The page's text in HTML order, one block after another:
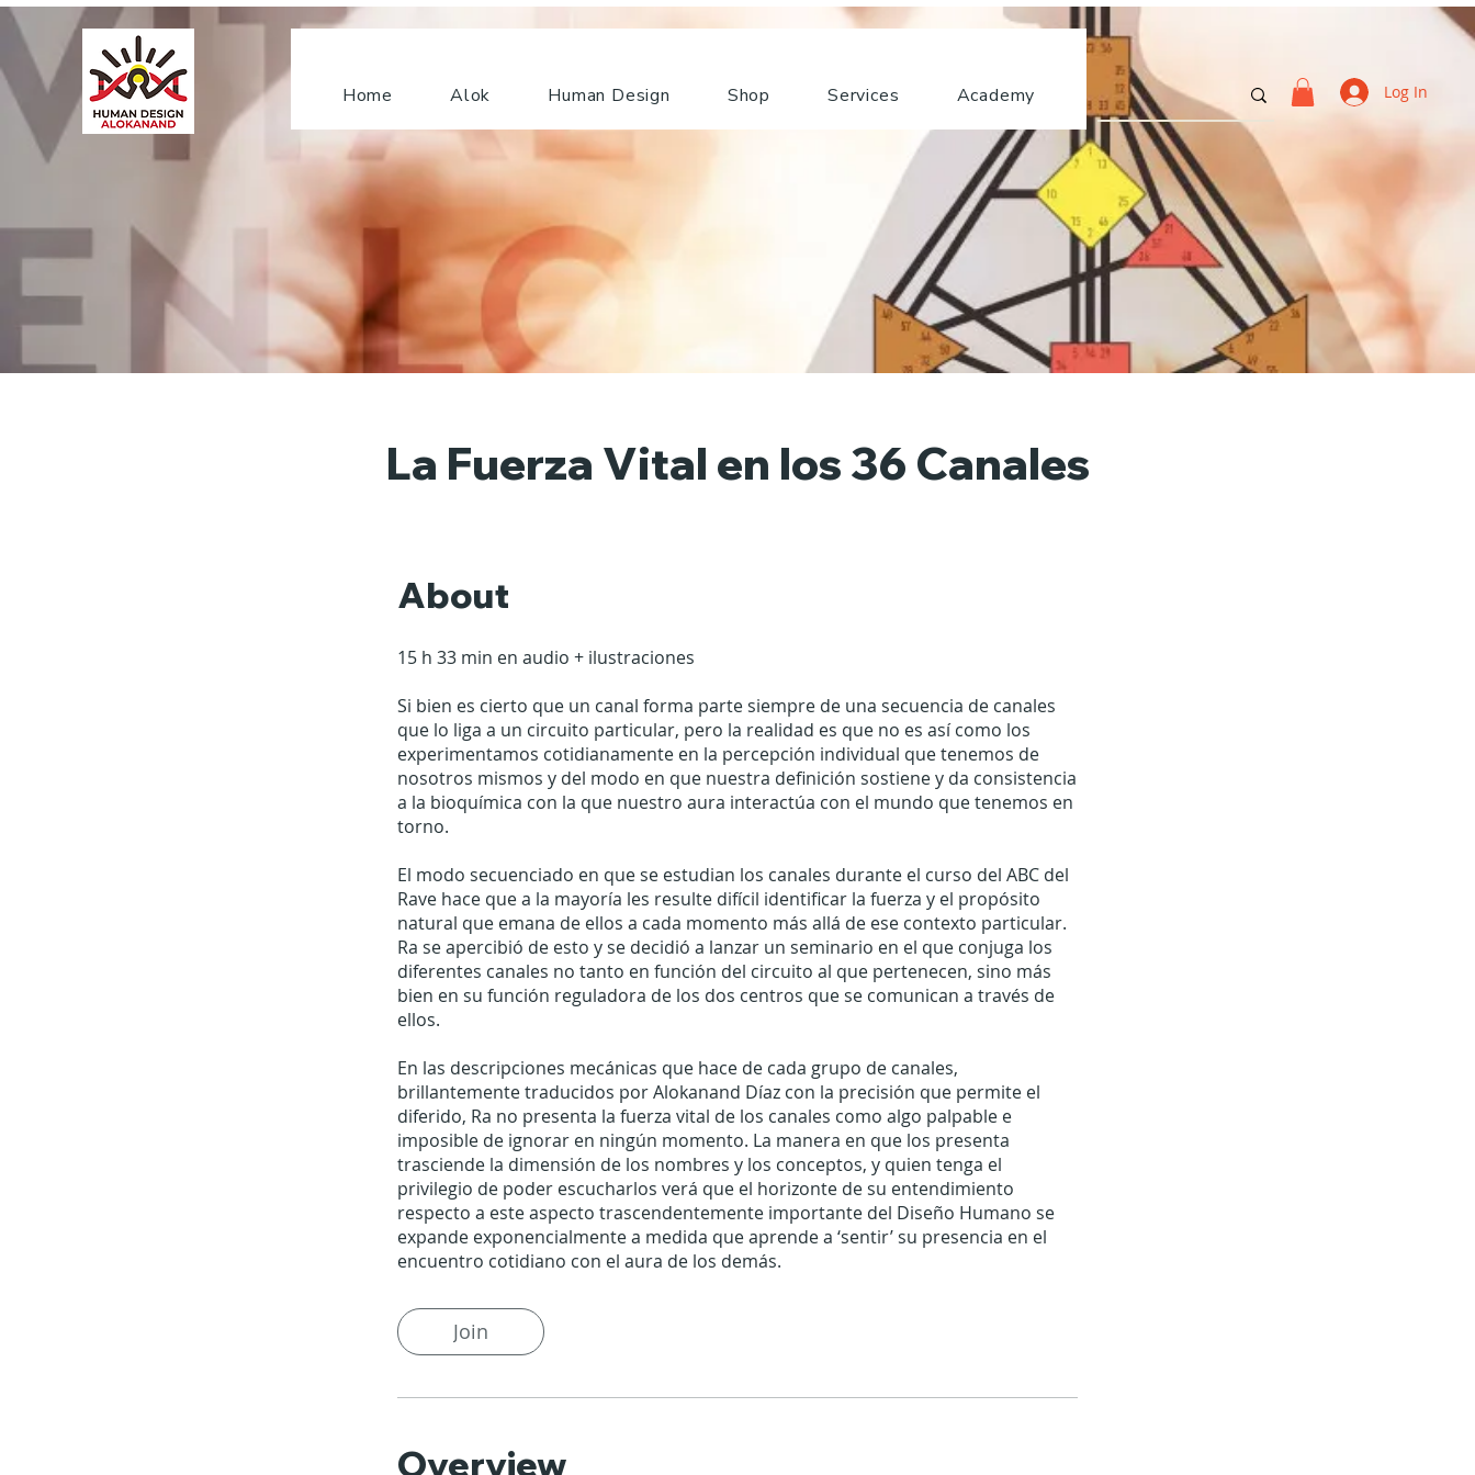
Home Alok Human Design Shop Services Academy Log In
La Fuerza Vital en los 36 Canales
About
15 h 33 min en audio + ilustraciones
Si bien es cierto que un canal forma parte siempre de una secuencia de canales
que lo liga a un circuito particular, pero la realidad es que no es así como los
experimentamos cotidianamente en la percepción individual que tenemos de
nosotros mismos y del modo en que nuestra definición sostiene y da consistencia
a la bioquímica con la que nuestro aura interactúa con el mundo que tenemos en
torno.
El modo secuenciado en que se estudian los canales durante el curso del ABC del
Rave hace que a la mayoría les resulte difícil identificar la fuerza y el propósito
natural que emana de ellos a cada momento más allá de ese contexto particular.
Ra se apercibió de esto y se decidió a lanzar un seminario en el que conjuga los
diferentes canales no tanto en función del circuito al que pertenecen, sino más
bien en su función reguladora de los dos centros que se comunican a través de
ellos.
En las descripciones mecánicas que hace de cada grupo de canales,
brillantemente traducidos por Alokanand Díaz con la precisión que permite el
diferido, Ra no presenta la fuerza vital de los canales como algo palpable e
imposible de ignorar en ningún momento. La manera en que los presenta
trasciende la dimensión de los nombres y los conceptos, y quien tenga el
privilegio de poder escucharlos verá que el horizonte de su entendimiento
respecto a este aspecto trascendentemente importante del Diseño Humano se
expande exponencialmente a medida que aprende a ‘sentir’ su presencia en el
encuentro cotidiano con el aura de los demás.
Join
Overview